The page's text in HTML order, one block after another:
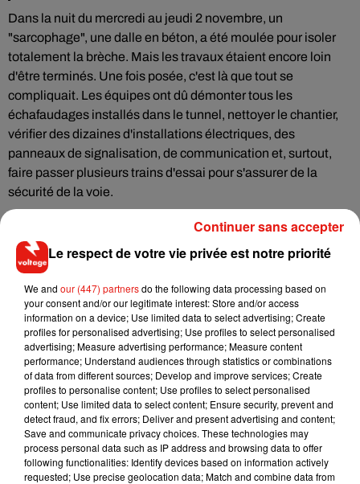
Dans la nuit du mercredi au jeudi 2 novembre, un
"sarcophage", une dalle en béton, a été moulée pour isoler
totalement la brèche. Mais les travaux étaient encore loin
d'être terminés. Une fois posée, c'est là que tout se
compliquait. Les équipes ont dû démonter tous les
échafaudages installés dans le tunnel, nettoyer le chantier,
vérifier des dizaines d'installations électriques, des
panneaux de signalisation, de communication et, surtout,
faire passer plusieurs trains d'essai pour s'assurer de la
sécurité de la voie.
Une phase dite "d'intervention" qui était censée durer, au
minimum quatre heures. C'est la raison pour laquelle la
RATP avait préféré être prudente après ce qu'elle qualifie
d'incident sans précédent, en n'annonçant la reprise qu'au
tout dernier moment.
Une semaine décidément compliquée dans les RER
Alors que tout est rentré dans l’ordre pour la ligne A, les
difficultés se concentrent maintenant sur le
RER B . Non sans
avoir été prévenu, mais cela ne change pas le résultat sur le
chemin du travail pour les usagers franciliens : le trafic est à
l’arrêt jusqu’à dimanche entre les gares Laplace (Val-de-
Marne) et Bourg-la-Reine (Hauts-de-Seine). Les travaux ont
débuté à Arcueil-Cachan (Val-de-Marne) dans le cadre du
Le respect de votre vie privée est notre priorité
We and our (447) partnersdo the following data processing based on
your consent and/or our legitimate interest: Store and/or access
information on a device; Use limited data to select advertising; Create
profiles for personalised advertising; Use profiles to select personalised
advertising; Measure advertising performance; Measure content
performance; Understand audiences through statistics or combinations
of data from different sources; Develop and improve services; Create
profiles to personalise content; Use profiles to select personalised
content; Use limited data to select content; Ensure security, prevent and
detect fraud, and fix errors; Deliver and present advertising and content;
Save and communicate privacy choices. These technologies may
process personal data such as IP address and browsing data to offer
following functionalities: Identify devices based on information actively
requested; Use precise geolocation data; Match and combine data from
Continuer sans accepter